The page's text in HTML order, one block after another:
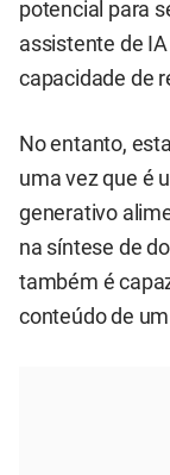
potencial para
assistente de
capacidade de
No entanto,
uma vez que é
generativo
na síntese de
também é
conteúdo de